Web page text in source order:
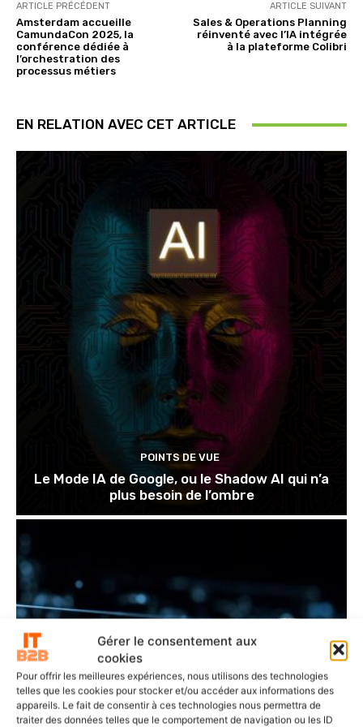
Gérer le consentement aux
cookies
Pour offrir les meilleures expériences, nous utilisons des technologies
telles que les cookies pour stocker et/ou accéder aux informations des
appareils. Le fait de consentir à ces technologies nous permettra de
traiter des données telles que le comportement de navigation ou les ID
ARTICLE PRÉCÉDENT
Amsterdam accueille
CamundaCon 2025, la
conférence dédiée à
l’orchestration des
processus métiers
ARTICLE SUIVANT
Sales & Operations Planning
réinventé avec l’IA intégrée
à la plateforme Colibri
EN RELATION AVEC CET ARTICLE
POINTS DE VUE
Le Mode IA de Google, ou le Shadow AI qui n’a
plus besoin de l’ombre